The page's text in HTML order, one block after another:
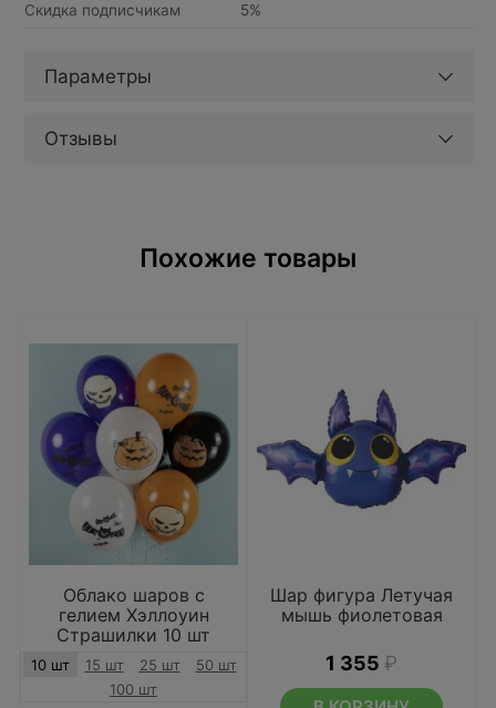
Скидка подписчикам 5%
Параметры
Отзывы
Похожие товары
Облако шаров с
гелием Хэллоуин
Страшилки 10 шт
10 шт 15 шт 25 шт
50 шт
100 шт
Шар фигура Летучая
мышь фиолетовая
1 355 ₽